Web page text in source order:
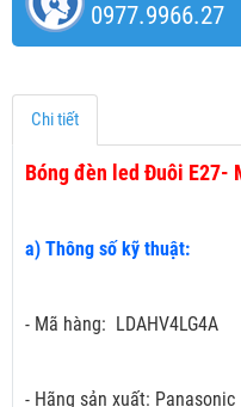
0977.9966.27
Chi tiết
Bóng đèn led Đuôi E27-
a) Thông số kỹ thuật:
- Mã hàng: LDAHV4LG4A
- Hãng sản xuất: Panasonic